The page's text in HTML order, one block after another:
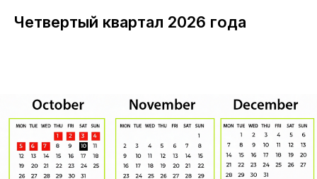
Четвертый квартал 2026 года